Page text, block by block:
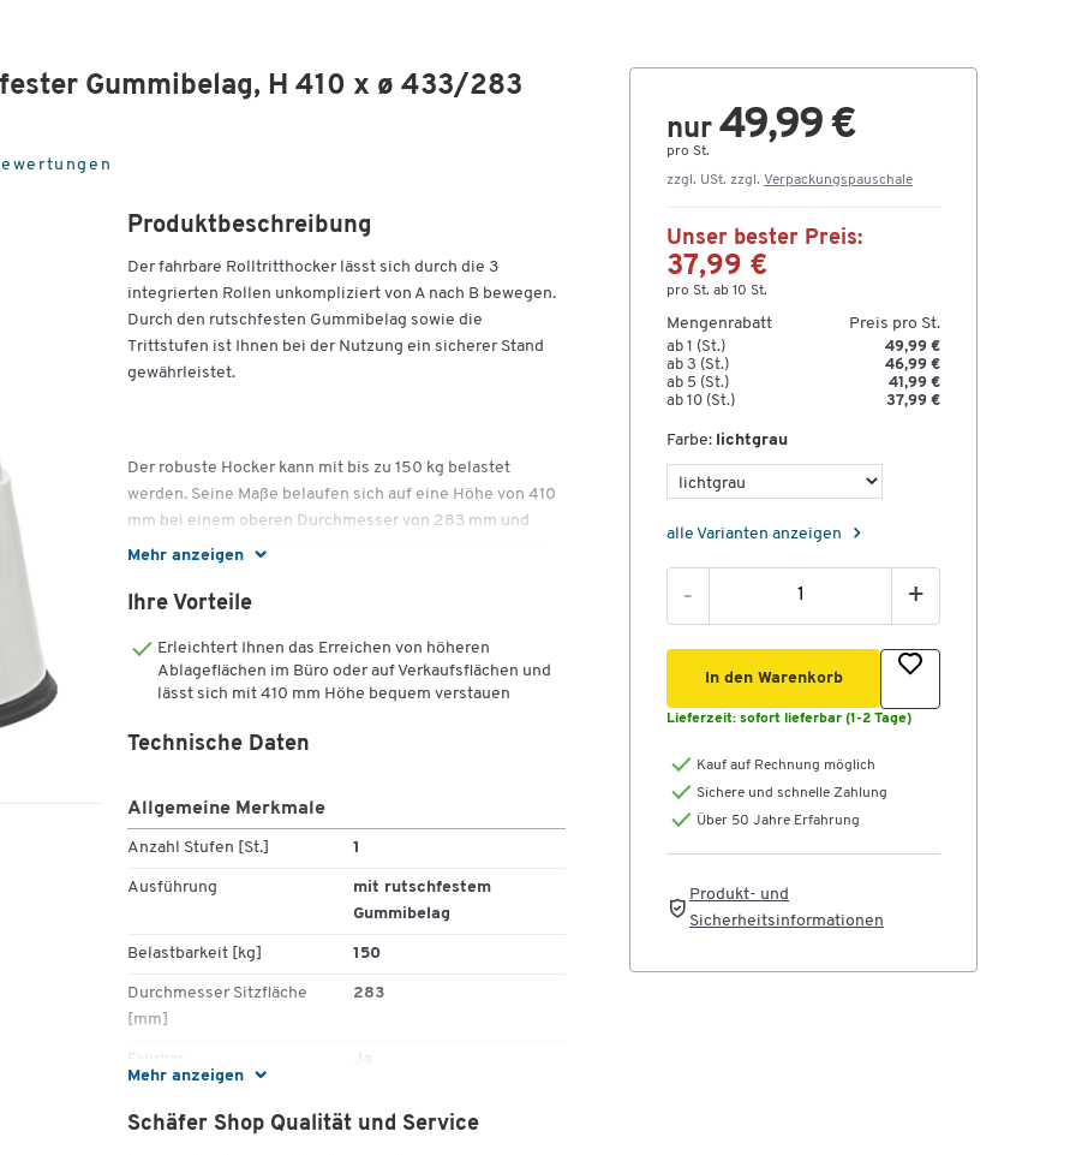
Gummibelag, H 410 x ø 433/283
Mehr anzeigen
Produktbeschreibung
Der fahrbare Rolltritthocker lässt sich durch die 3
integrierten Rollen unkompliziert von A nach B bewegen.
Durch den rutschfesten Gummibelag sowie die
Trittstufen ist Ihnen bei der Nutzung ein sicherer Stand
gewährleistet.
Der robuste Hocker kann mit bis zu 150 kg belastet
werden. Seine Maße belaufen sich auf eine Höhe von 410
mm bei einem oberen Durchmesser von 283 mm und
unteren von 433 mm. Er ist wahlweise in verschiedenen
Wichtige Details:
Einfache, werkzeuglose Montage
Material: Aus pulverbeschichtetem Metall
Schwarz
Ihre Vorteile
Erleichtert Ihnen das Erreichen von höheren
Ablageflächen im Büro oder auf Verkaufsflächen und
lässt sich mit 410 mm Höhe bequem verstauen
Mehr anzeigen
Technische Daten
Allgemeine Merkmale
Anzahl Stufen [St.] 1
Ausführung
mit rutschfestem
Gummibelag
Belastbarkeit [kg] 150
Durchmesser Sitzfläche
[mm]
283
Fahrbar Ja
Schäfer Shop Qualität und Service
nur 49,99 €
pro St.
zzgl. USt. zzgl. Verpackungspauschale
Unser bester Preis:
37,99 €
pro St. ab 10 St.
Mengenrabatt Preis pro St.
ab 1 (St.)
49,99 €
ab 3 (St.)
46,99 €
ab 5 (St.)
41,99 €
ab 10 (St.)
37,99 €
Farbe: lichtgrau
alle Varianten anzeigen
- +
In den Warenkorb
Lieferzeit: sofort lieferbar (1-2 Tage)
Kauf auf Rechnung möglich
Sichere und schnelle Zahlung
Über 50 Jahre Erfahrung
Produkt- und
Sicherheitsinformationen